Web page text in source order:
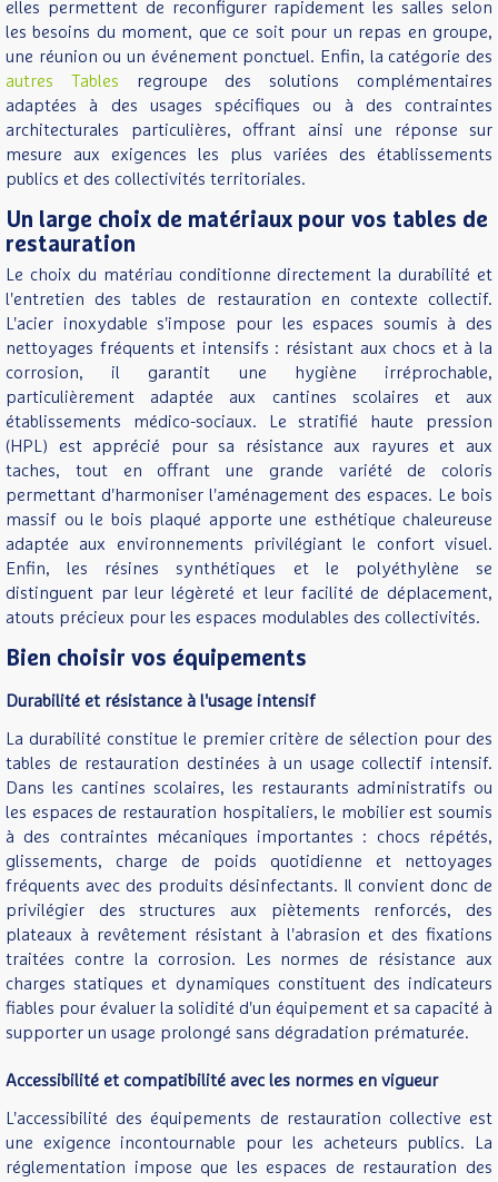
elles permettent de reconfigurer rapidement les salles selon
les besoins du moment, que ce soit pour un repas en groupe,
une réunion ou un événement ponctuel. Enfin, la catégorie des
autres Tables regroupe des solutions complémentaires
adaptées à des usages spécifiques ou à des contraintes
architecturales particulières, offrant ainsi une réponse sur
mesure aux exigences les plus variées des établissements
publics et des collectivités territoriales.
Un large choix de matériaux pour vos tables de
restauration
Le choix du matériau conditionne directement la durabilité et
l'entretien des tables de restauration en contexte collectif.
L'acier inoxydable s'impose pour les espaces soumis à des
nettoyages fréquents et intensifs : résistant aux chocs et à la
corrosion, il garantit une hygiène irréprochable,
particulièrement adaptée aux cantines scolaires et aux
établissements médico-sociaux. Le stratifié haute pression
(HPL) est apprécié pour sa résistance aux rayures et aux
taches, tout en offrant une grande variété de coloris
permettant d'harmoniser l'aménagement des espaces. Le bois
massif ou le bois plaqué apporte une esthétique chaleureuse
adaptée aux environnements privilégiant le confort visuel.
Enfin, les résines synthétiques et le polyéthylène se
distinguent par leur légèreté et leur facilité de déplacement,
atouts précieux pour les espaces modulables des collectivités.
Bien choisir vos équipements
Durabilité et résistance à l'usage intensif
La durabilité constitue le premier critère de sélection pour des
tables de restauration destinées à un usage collectif intensif.
Dans les cantines scolaires, les restaurants administratifs ou
les espaces de restauration hospitaliers, le mobilier est soumis
à des contraintes mécaniques importantes : chocs répétés,
glissements, charge de poids quotidienne et nettoyages
fréquents avec des produits désinfectants. Il convient donc de
privilégier des structures aux piètements renforcés, des
plateaux à revêtement résistant à l'abrasion et des fixations
traitées contre la corrosion. Les normes de résistance aux
charges statiques et dynamiques constituent des indicateurs
fiables pour évaluer la solidité d'un équipement et sa capacité à
supporter un usage prolongé sans dégradation prématurée.
Accessibilité et compatibilité avec les normes en vigueur
L'accessibilité des équipements de restauration collective est
une exigence incontournable pour les acheteurs publics. La
réglementation impose que les espaces de restauration des